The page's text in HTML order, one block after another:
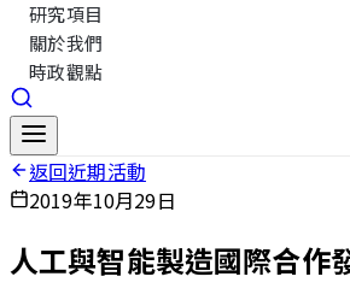
研究項目
關於我們
時政觀點
返回近期活動
2019年10月29日
人工與智能製造國際合作